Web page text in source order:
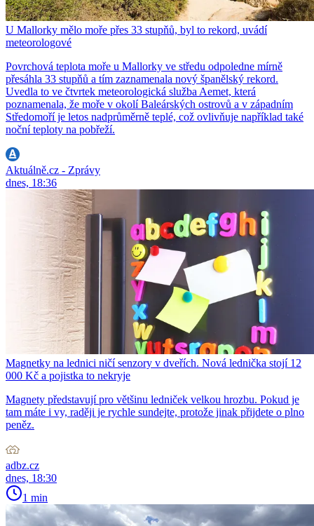
U Mallorky mělo moře přes 33 stupňů, byl to rekord, uvádí
meteorologové
Povrchová teplota moře u Mallorky ve středu odpoledne mírně
přesáhla 33 stupňů a tím zaznamenala nový španělský rekord.
Uvedla to ve čtvrtek meteorologická služba Aemet, která
poznamenala, že moře v okolí Baleárských ostrovů a v západním
Středomoří je letos nadprůměrně teplé, což ovlivňuje například také
noční teploty na pobřeží.
Aktuálně.cz - Zprávy
dnes, 18:36
Magnetky na lednici ničí senzory v dveřích. Nová lednička stojí 12
000 Kč a pojistka to nekryje
Magnety představují pro většinu ledniček velkou hrozbu. Pokud je
tam máte i vy, raději je rychle sundejte, protože jinak přijdete o plno
peněz.
adbz.cz
dnes, 18:30
1 min